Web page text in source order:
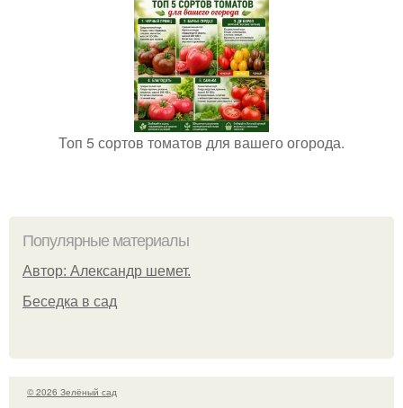
Топ 5 сортов томатов для вашего огорода.
Популярные материалы
Автор: Александр шемет.
Беседка в сад
© 2026 Зелёный сад